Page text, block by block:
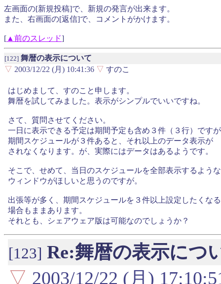
左画面の[新規投稿]で、新規の発言が出来ます。
また、右画面の[返信]で、コメントがかけます。
[ ▲前のスレッド]
[122] 舞暦の表示について
▽ 2003/12/22 (月) 10:41:36 ▽ すのこ
はじめまして、すのこと申します。
舞暦を試してみました。表示がシンプルでいいですね。
さて、質問させてください。
一日に表示できる予定は期間予定も含め３件（３行）です
期間スケジュールが３件あると、それ以上のデータ表示が
されなくなります。が、実際にはデータはあるようです。
そこで、せめて、当日のスケジュールを全部表示するような
ウィンドウがほしいと思うのですが。
出張等が多く、期間スケジュールを３件以上設定したくなる
場合もままあります。
それとも、シェアウェア版は可能なのでしょうか？
[123] Re:舞暦の表示につ
▽ 2003/12/22 (月)